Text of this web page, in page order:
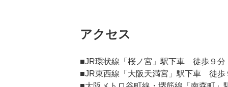
アクセス
■JR環状線「桜ノ宮」駅下車 徒歩９分
■JR東西線「大阪天満宮」駅下車 徒歩